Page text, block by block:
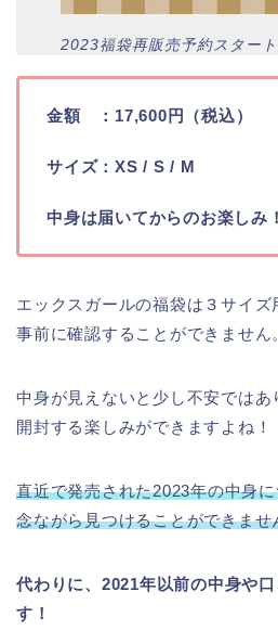
2023福袋再販売予約スター
金額 ：17,600円（税込）
サイズ：XS / S / M
中身は届いてからのお楽しみ！
エックスガールの福袋は３サイ
事前に確認することができません
中身が見えないと少し不安では
開封する楽しみができますよね！
直近で発売された2023年の中身
念ながら見つけることができませ
代わりに、2021年以前の中身や
す！